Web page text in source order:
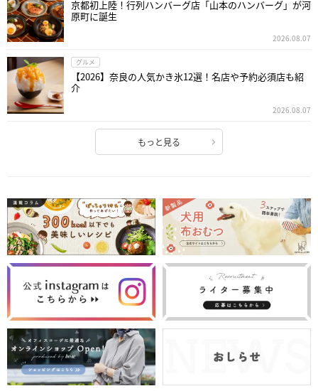
京都初上陸！行列ハンバーグ店「山本のハンバーグ」が河
原町に誕生
2026.08.07
グルメ
【2026】奈良の人気かき氷12選！名店や予約必須店も紹
介
2026.08.07
もっと見る